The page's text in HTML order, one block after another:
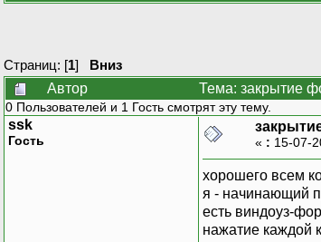
Страниц: [1] Вниз
Автор
Тема: закрытие
0 Пользователей и 1 Гость смотрят эту тему.
ssk
Гость « : 15-07-
хорошего всем
я - начинающий
есть виндоуз-
нажатие каждой